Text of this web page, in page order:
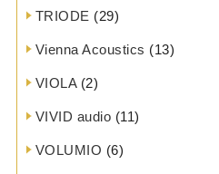
TRIODE (29)
Vienna Acoustics (13)
VIOLA(2)
VIVID audio (11)
VOLUMIO (6)